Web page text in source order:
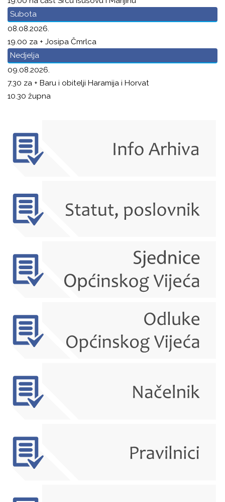
Subota
08.08.2026.
19.00 za + Josipa Čmrlca
Nedjelja
09.08.2026.
7.30 za + Baru i obitelji Haramija i Horvat
10.30 župna